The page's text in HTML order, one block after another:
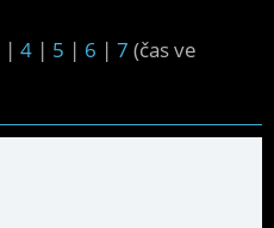
| 4 | 5 | 6 | 7 (čas ve